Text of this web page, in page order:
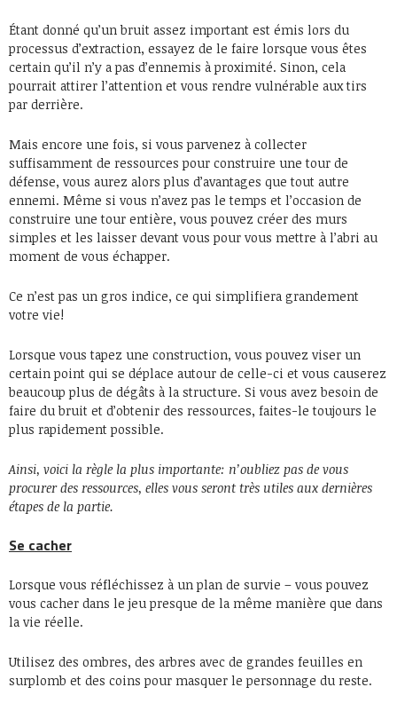
Étant donné qu’un bruit assez important est émis lors du
processus d’extraction, essayez de le faire lorsque vous êtes
certain qu’il n’y a pas d’ennemis à proximité. Sinon, cela
pourrait attirer l’attention et vous rendre vulnérable aux tirs
par derrière.
Mais encore une fois, si vous parvenez à collecter
suffisamment de ressources pour construire une tour de
défense, vous aurez alors plus d’avantages que tout autre
ennemi. Même si vous n’avez pas le temps et l’occasion de
construire une tour entière, vous pouvez créer des murs
simples et les laisser devant vous pour vous mettre à l’abri au
moment de vous échapper.
Ce n’est pas un gros indice, ce qui simplifiera grandement
votre vie!
Lorsque vous tapez une construction, vous pouvez viser un
certain point qui se déplace autour de celle-ci et vous causerez
beaucoup plus de dégâts à la structure. Si vous avez besoin de
faire du bruit et d’obtenir des ressources, faites-le toujours le
plus rapidement possible.
Ainsi, voici la règle la plus importante: n’oubliez pas de vous
procurer des ressources, elles vous seront très utiles aux dernières
étapes de la partie.
Se cacher
Lorsque vous réfléchissez à un plan de survie – vous pouvez
vous cacher dans le jeu presque de la même manière que dans
la vie réelle.
Utilisez des ombres, des arbres avec de grandes feuilles en
surplomb et des coins pour masquer le personnage du reste.